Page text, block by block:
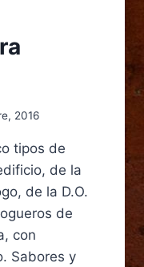
2016
tipos de
de la
de la D.O.
de
con
Sabores y